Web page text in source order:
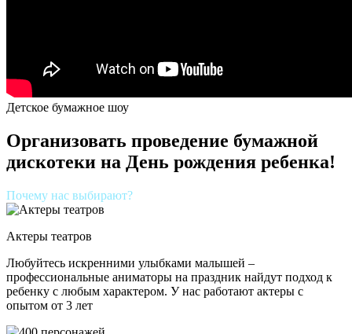
Детское бумажное шоу
Организовать проведение бумажной
дискотеки на День рождения ребенка!
Почему нас выбирают?
Актеры театров
Любуйтесь искренними улыбками малышей –
профессиональные аниматоры на праздник найдут подход к
ребенку с любым характером. У нас работают актеры с
опытом от 3 лет